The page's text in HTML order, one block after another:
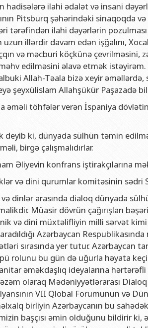
hadisələrə ilahi ədalət və insani
Pitsburq şəhərindəki sinaqoqda
tərəfindən ilahi dəyərlərin pozulması
illərdir davam edən işğalını,
və məcburi köçkünə
edilməsini əlavə etmək
Allah-Təala bizə xeyir əməllərdə,
şeyxülislam Allahşükür Paşazadə
əməli töhfələr verən İspaniya
ki, dünyada sülhün təmin
birgə çalışmalıdırlar.
Əliyevin konfrans iştirakçılarına
və dini qurumlar komitəsinin sədri
dinlər arasında dialoq dünyada
Müasir dövrün çağırışları
və dini müxtəlifliyin milli sərvət
Azərbaycan
sırasında yer tutur. Azərbaycan
rolunu bu gün də uğurla həyata
əməkdaşlıq ideyalarına hərtərəfli
olaraq Mədəniyyətlərarası
VII Qlobal Forumunun və
birliyin Azərbaycanın bu
başçısı əmin olduğunu bildirir ki,